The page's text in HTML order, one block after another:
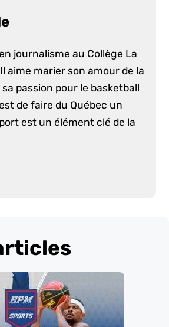
journalisme au Collège La
aime marier son amour de la
passion pour le basketball
de faire du Québec un
est un élément clé de la